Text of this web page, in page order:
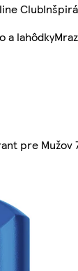
Club
a lahôdky
pre Mužov